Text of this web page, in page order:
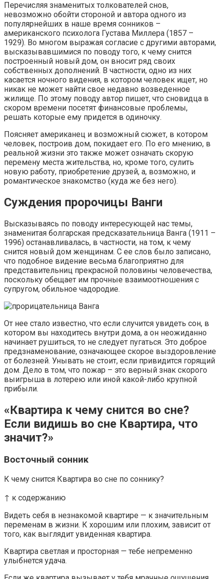
Перечисляя знаменитых толкователей снов,
невозможно обойти стороной и автора одного из
популярнейших в наше время сонников –
американского психолога Густава Миллера (1857 –
1929). Во многом выражая согласие с другими авторами,
высказывавшимися по поводу того, к чему снится
построенный новый дом, он вносит ряд своих
собственных дополнений. В частности, одно из них
касается ночного видения, в котором человек ищет, но
никак не может найти свое недавно возведенное
жилище. По этому поводу автор пишет, что сновидца в
скором времени посетят финансовые проблемы,
решать которые ему придется в одиночку.
Поясняет американец и возможный сюжет, в котором
человек, построив дом, покидает его. По его мнению, в
реальной жизни это также может означать скорую
перемену места жительства, но, кроме того, сулить
новую работу, приобретение друзей, а, возможно, и
романтическое знакомство (куда же без него).
Суждения пророчицы Ванги
Высказываясь по поводу интересующей нас темы,
знаменитая болгарская предсказательница Ванга (1911 –
1996) останавливалась, в частности, на том, к чему
снится новый дом женщинам. С ее слов было записано,
что подобное видение весьма благоприятно для
представительниц прекрасной половины человечества,
поскольку обещает им прочные взаимоотношения с
супругом, обильное чадородие.
От нее стало известно, что если случится увидеть сон, в
котором вы находитесь внутри дома, а он неожиданно
начинает рушиться, то не следует пугаться. Это доброе
предзнаменование, означающее скорое выздоровление
от болезней. Унывать не стоит, если привидится горящий
дом. Дело в том, что пожар – это верный знак скорого
выигрыша в лотерею или иной какой-либо крупной
прибыли.
«Квартира к чему снится во сне?
Если видишь во сне Квартира, что
значит?»
Восточный сонник
К чему снится Квартира во сне по соннику?
↑ к содержанию
Видеть себя в незнакомой квартире — к значительным
переменам в жизни. К хорошим или плохим, зависит от
того, как выглядит увиденная квартира.
Квартира светлая и просторная — тебе непременно
улыбнется удача.